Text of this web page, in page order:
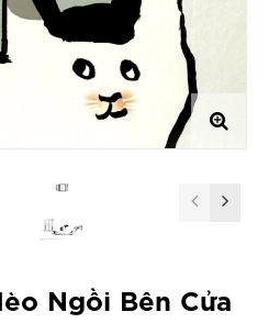
Ngồi Bên Cửa